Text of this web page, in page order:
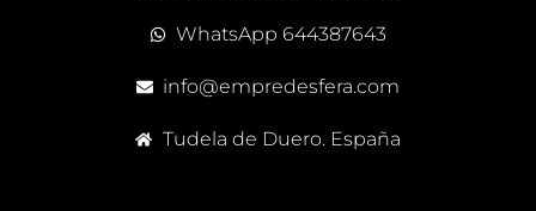
WhatsApp 644387643
info@empredesfera.com
Tudela de Duero. España